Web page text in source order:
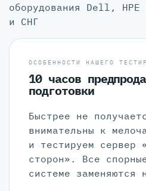
оборудования Dell,
и СНГ
ОСОБЕННОСТИ НАШЕГО
10 часов
подготовки
Быстрее не
внимательны к
и тестируем сервер
сторон». Все
системе заменяются